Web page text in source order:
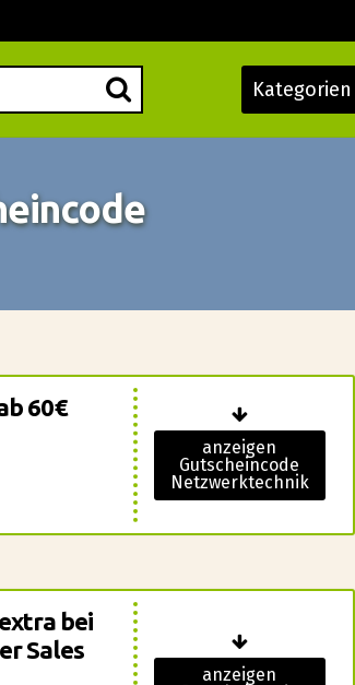
Kategorien
60€
anzeigen
Gutscheincode
Netzwerktechnik
bei
Sales
anzeigen